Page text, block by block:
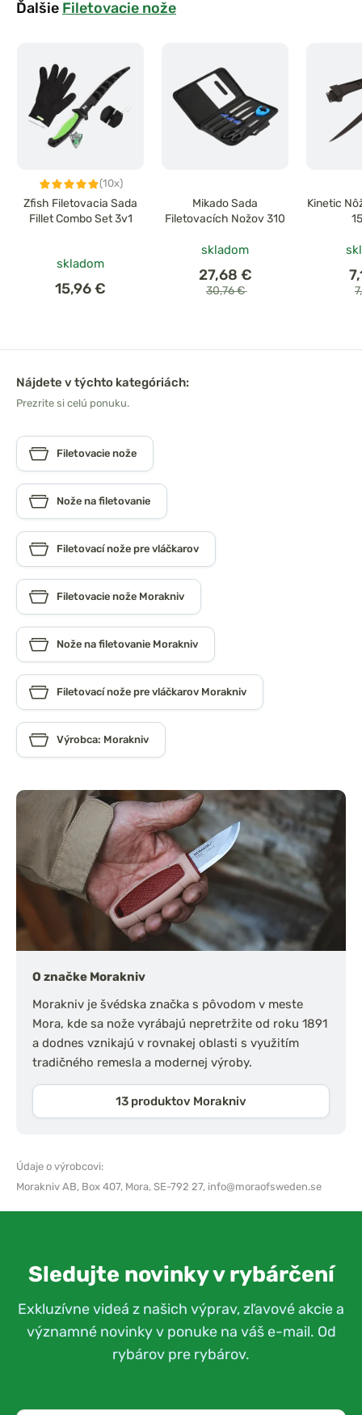
Ďalšie Filetovacie nože
(10x)
Zfish Filetovacia Sada
Fillet Combo Set 3v1
skladom
15,96 €
Mikado Sada
Filetovacích Nožov 310
skladom
27,68 €
30,76 €
Kinetic
Nájdete v týchto kategóriách:
Prezrite si celú ponuku.
Filetovacie nože
Nože na filetovanie
Filetovací nože pre vláčkarov
Filetovacie nože Morakniv
Nože na filetovanie Morakniv
Filetovací nože pre vláčkarov Morakniv
Výrobca: Morakniv
O značke Morakniv
Morakniv je švédska značka s pôvodom v meste
Mora, kde sa nože vyrábajú nepretržite od roku 1891
a dodnes vznikajú v rovnakej oblasti s využitím
tradičného remesla a modernej výroby.
13 produktov Morakniv
Údaje o výrobcovi:
Morakniv AB, Box 407, Mora, SE-792 27, info@moraofsweden.se
Sledujte novinky v rybárčení
Exkluzívne videá z našich výprav, zľavové akcie a
významné novinky v ponuke na váš e-mail. Od
rybárov pre rybárov.